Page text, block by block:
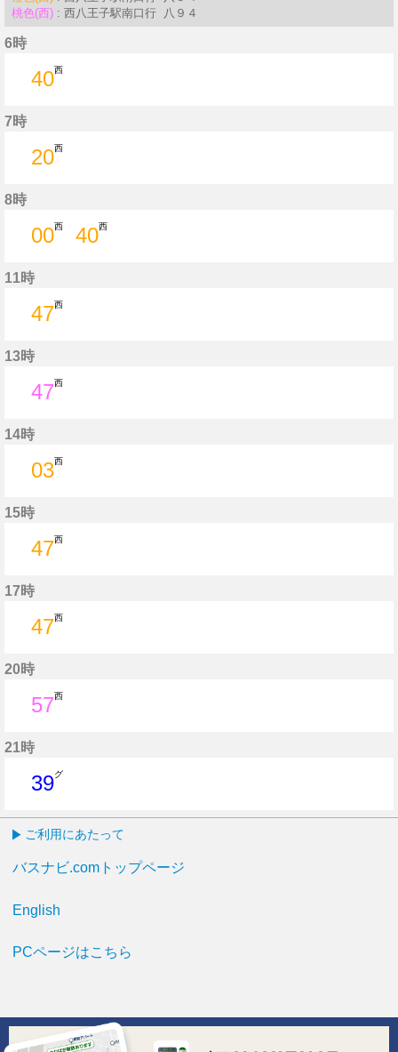
桃色(西) : 西八王子駅南口行 八９４
6時
40西
7時
20西
8時
00西
40西
11時
47西
13時
47西
14時
03西
15時
47西
17時
47西
20時
57西
21時
39グ
ご利用にあたって
バスナビ.comトップページ
English
PCページはこちら